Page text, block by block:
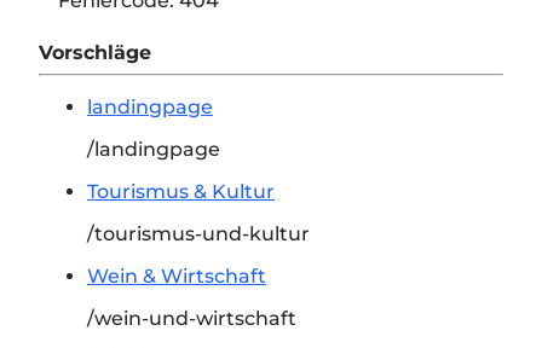
Vorschläge
landingpage
/landingpage
Tourismus & Kultur
/tourismus-und-kultur
Wein & Wirtschaft
/wein-und-wirtschaft